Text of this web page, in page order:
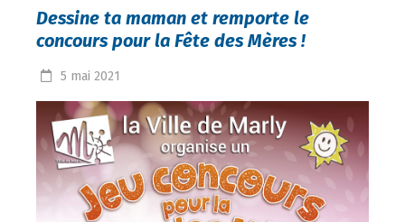
Dessine ta maman et remporte le
concours pour la Fête des Mères !
5 mai 2021